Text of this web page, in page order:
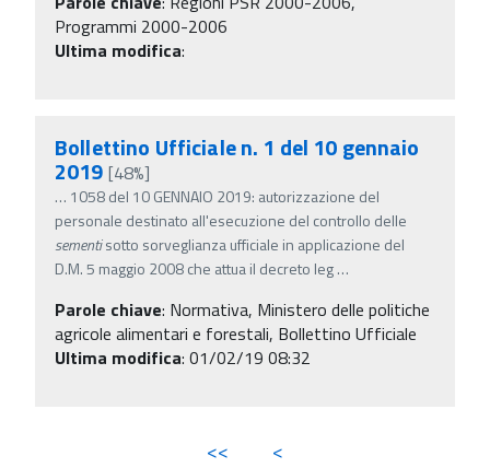
Programmi 2000-2006
Ultima modifica:
Bollettino Ufficiale n. 1 del 10 gennaio
2019 [48%]
… 1058 del 10 GENNAIO 2019: autorizzazione del
personale destinato all'esecuzione del controllo delle
sementisotto sorveglianza ufficiale in applicazione del
D.M. 5 maggio 2008 che attua il decreto leg…
Parole chiave: Normativa, Ministero delle politiche
agricole alimentari e forestali, Bollettino Ufficiale
Ultima modifica: 01/02/19 08:32
<< <